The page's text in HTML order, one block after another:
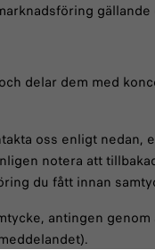
delar dem med
oss enligt
notera att
du fått innan
antingen